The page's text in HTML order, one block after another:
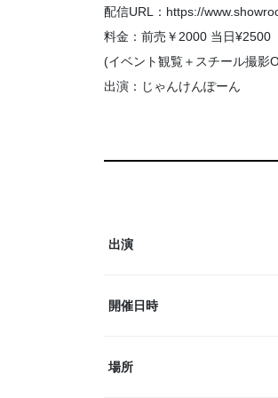
配信URL：https://
料金：前売￥2000 当日
(イベント観覧＋スチール撮影
出演：じゃんけんぽーん
出演
開催日時
場所